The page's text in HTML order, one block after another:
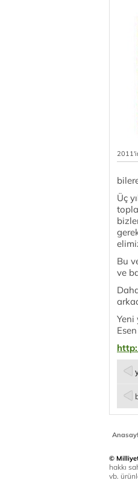
Üç
Bu
ve
Yeni
©
hakkı
vb.